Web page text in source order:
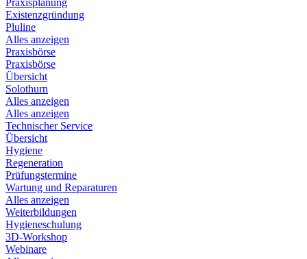
Praxisplanung
Existenzgründung
Pluline
Alles anzeigen
Praxisbörse
Praxisbörse
Übersicht
Solothurn
Alles anzeigen
Alles anzeigen
Technischer Service
Übersicht
Hygiene
Regeneration
Prüfungstermine
Wartung und Reparaturen
Alles anzeigen
Weiterbildungen
Hygieneschulung
3D-Workshop
Webinare